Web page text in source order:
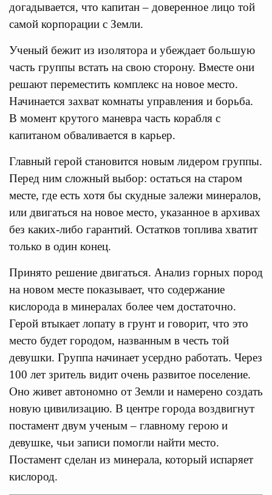
догадывается, что капитан – доверенное лицо той
самой корпорации с Земли.
Ученый бежит из изолятора и убеждает большую
часть группы встать на свою сторону. Вместе они
решают переместить комплекс на новое место.
Начинается захват комнаты управления и борьба.
В момент крутого маневра часть корабля с
капитаном обваливается в карьер.
Главный герой становится новым лидером группы.
Перед ним сложный выбор: остаться на старом
месте, где есть хотя бы скудные залежи минералов,
или двигаться на новое место, указанное в архивах
без каких-либо гарантий. Остатков топлива хватит
только в один конец.
Принято решение двигаться. Анализ горных пород
на новом месте показывает, что содержание
кислорода в минералах более чем достаточно.
Герой втыкает лопату в грунт и говорит, что это
место будет городом, названным в честь той
девушки. Группа начинает усердно работать. Через
100 лет зритель видит очень развитое поселение.
Оно живет автономно от Земли и намерено создать
новую цивилизацию. В центре города воздвигнут
постамент двум ученым – главному герою и
девушке, чьи записи помогли найти место.
Постамент сделан из минерала, который испаряет
кислород.